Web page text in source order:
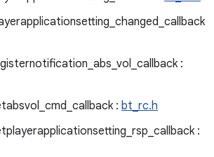
:
: bt_rc.h
: